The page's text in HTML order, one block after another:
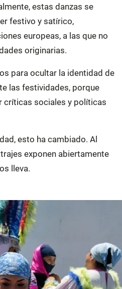
estas danzas se
festivo y satírico,
europeas, a las que no
originarias.
para ocultar la identidad de
las festividades, porque
críticas sociales y políticas
esto ha cambiado. Al
exponen abiertamente
lleva.